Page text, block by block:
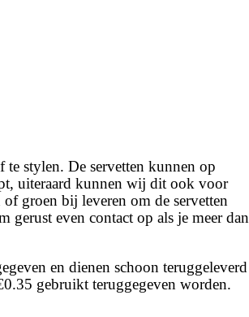
te stylen. De servetten kunnen op
uiteraard kunnen wij dit ook voor
groen bij leveren om de servetten
gerust even contact op als je meer dan
en dienen schoon teruggeleverd
gebruikt teruggegeven worden.